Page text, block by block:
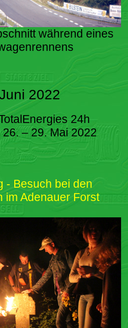
während eines
2022
24h
– 29. Mai 2022
- Besuch bei den
im Adenauer Forst